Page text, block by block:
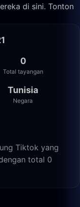
di sini. Tonton
0
Total tayangan
Tunisia
Negara
Tiktok yang
total 0